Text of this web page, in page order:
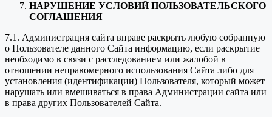
НАРУШЕНИЕ УСЛОВИЙ ПОЛЬЗОВАТЕЛЬСКОГО
СОГЛАШЕНИЯ
7.1. Администрация сайта вправе раскрыть любую собранную
о Пользователе данного Сайта информацию, если раскрытие
необходимо в связи с расследованием или жалобой в
отношении неправомерного использования Сайта либо для
установления (идентификации) Пользователя, который может
нарушать или вмешиваться в права Администрации сайта или
в права других Пользователей Сайта.